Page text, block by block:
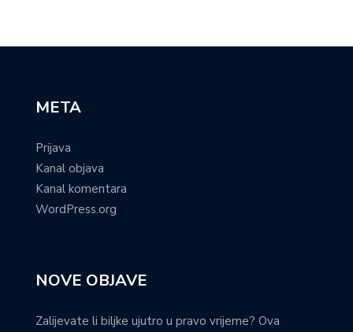
META
Prijava
Kanal objava
Kanal komentara
WordPress.org
NOVE OBJAVE
Zalijevate li biljke ujutro u pravo vrijeme? Ova